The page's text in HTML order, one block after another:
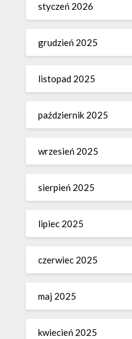
styczeń 2026
grudzień 2025
listopad 2025
październik 2025
wrzesień 2025
sierpień 2025
lipiec 2025
czerwiec 2025
maj 2025
kwiecień 2025